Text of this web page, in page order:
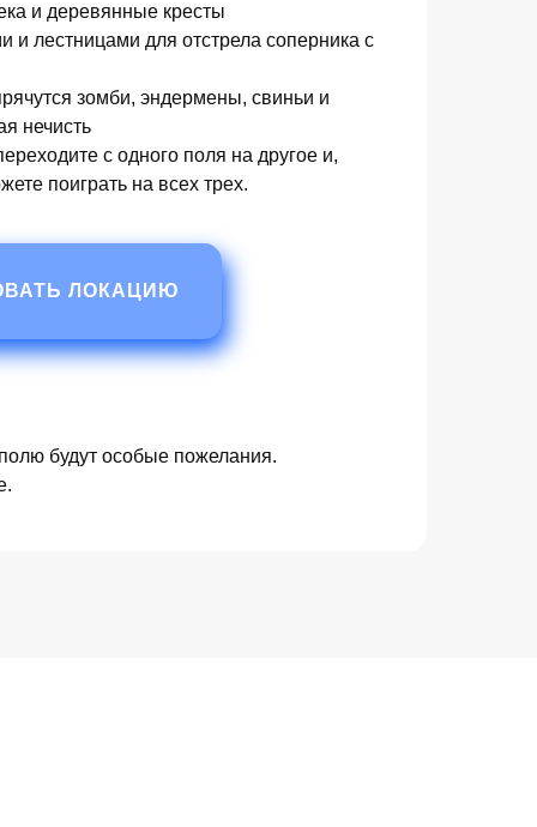
и деревянные кресты
и лестницами для отстрела соперника с
зомби, эндермены, свиньи и
нечисть
с одного поля на другое и,
поиграть на всех трех.
будут особые пожелания.
ЛОКАЦИЮ
озеро